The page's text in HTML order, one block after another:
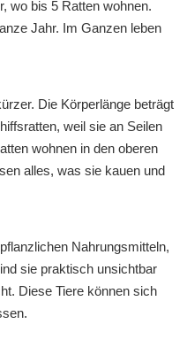
wo bis 5 Ratten wohnen.
Jahr. Im Ganzen leben
Die Körperlänge beträgt
weil sie an Seilen
wohnen in den oberen
alles, was sie kauen und
Nahrungsmitteln,
sie praktisch unsichtbar
Diese Tiere können sich